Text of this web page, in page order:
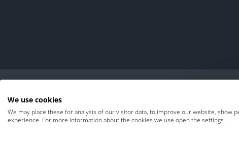
We use cookies
We may place these for analysis of our visitor data, to improve our website, show
experience. For more information about the cookies we use open the settings.